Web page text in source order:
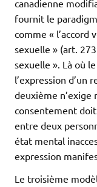
canadienne
fournit le
comme « l’accord
sexuelle » (art.
sexuelle ». Là où
l’expression d’un
deuxième n’exige
consentement
entre deux
état mental
expression
Le troisième